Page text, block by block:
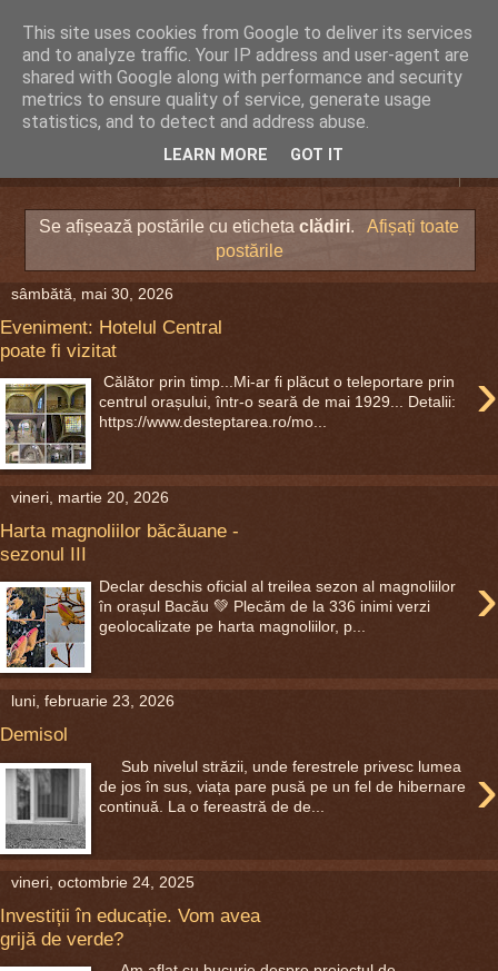
DEFERLĂRI
Despre şi pentru Bacău. Totul la obiect.
Se afișează postările cu etichetaclădiri.
Afișați toate
postările
sâmbătă, mai 30, 2026
Eveniment: Hotelul Central
poate fi vizitat
›
Călător prin timp...Mi-ar fi plăcut o teleportare prin
centrul orașului, într-o seară de mai 1929... Detalii:
https://www.desteptarea.ro/mo...
vineri, martie 20, 2026
Harta magnoliilor băcăuane -
sezonul III
›
Declar deschis oficial al treilea sezon al magnoliilor
în orașul Bacău 💚 Plecăm de la 336 inimi verzi
geolocalizate pe harta magnoliilor, p...
luni, februarie 23, 2026
Demisol
›
Sub nivelul străzii, unde ferestrele privesc lumea
de jos în sus, viața pare pusă pe un fel de hibernare
continuă. La o fereastră de de...
vineri, octombrie 24, 2025
Investiții în educație. Vom avea
grijă de verde?
This site uses cookies from Google to deliver its services
and to analyze traffic. Your IP address and user-agent are
shared with Google along with performance and security
metrics to ensure quality of service, generate usage
statistics, and to detect and address abuse.
LEARN MORE GOT IT